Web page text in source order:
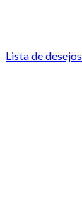
Lista de desejos